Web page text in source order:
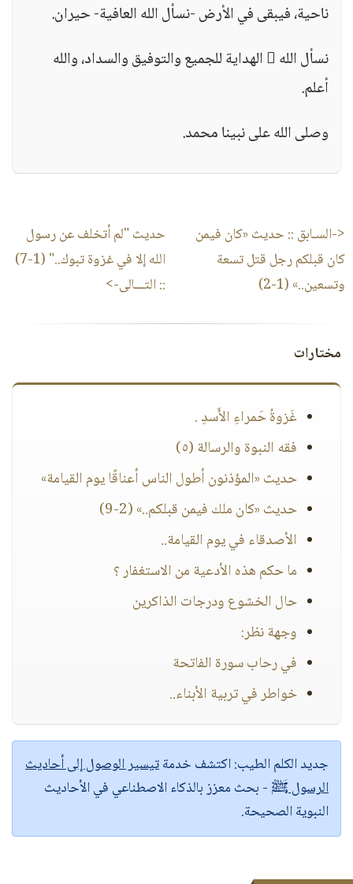
ناحية، فيبقى في الأرض -نسأل الله العافية- حيران.
نسأل الله  الهداية للجميع والتوفيق والسداد، والله
أعلم.
وصلى الله على نبينا محمد.
<-السـابق :: حديث «كان فيمن
كان قبلكم رجل قتل تسعة
وتسعين..» (1-2)
حديث "لم أتخلف عن رسول
الله إلا في غزوة تبوك.." (1-7)
:: التـــالى->
مختارات
غَزوةُ حَمراءِ الأَسدِ .
فقه النبوة والرسالة (٥)
حديث «المؤذنون أطول الناس أعناقًا يوم القيامة»
حديث «كان ملك فيمن قبلكم..» (2-9)
الأصدقاء في يوم القيامة..
ما حكم هذه الأدعية من الاستغفار ؟
حال الخشوع ودرجات الذاكرين
وجهة نظر:
في رحاب سورة الفاتحة
خواطر في تربية الأبناء..
جديد الكلم الطيب:اكتشف خدمةتيسير الوصول إلى أحاديث
الرسول ﷺ - بحث معزز بالذكاء الاصطناعي في الأحاديث
النبوية الصحيحة.